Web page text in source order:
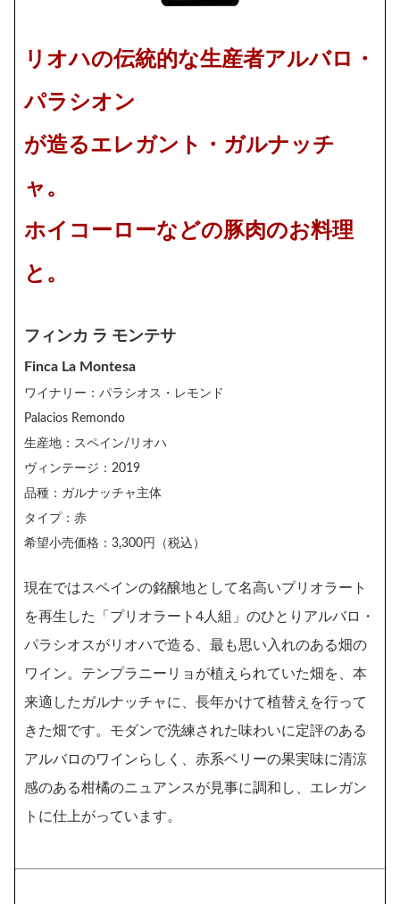
リオハの伝統的な生産者アルバロ・
パラシオン
が造るエレガント・ガルナッチ
ャ。
ホイコーローなどの豚肉のお料理
と。
フィンカ ラ モンテサ
Finca La Montesa
ワイナリー：パラシオス・レモンド
Palacios Remondo
生産地：スペイン/リオハ
ヴィンテージ：2019
品種：ガルナッチャ主体
タイプ：赤
希望小売価格：3,300円（税込）
現在ではスペインの銘醸地として名高いプリオラート
を再生した「プリオラート4人組」のひとりアルバロ・
パラシオスがリオハで造る、最も思い入れのある畑の
ワイン。テンプラニーリョが植えられていた畑を、本
来適したガルナッチャに、長年かけて植替えを行って
きた畑です。モダンで洗練された味わいに定評のある
アルバロのワインらしく、赤系ベリーの果実味に清涼
感のある柑橘のニュアンスが見事に調和し、エレガン
トに仕上がっています。